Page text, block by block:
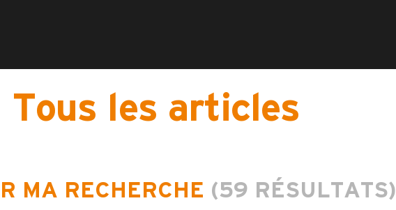
Tous les articles
MA RECHERCHE (59 RÉSULTATS)